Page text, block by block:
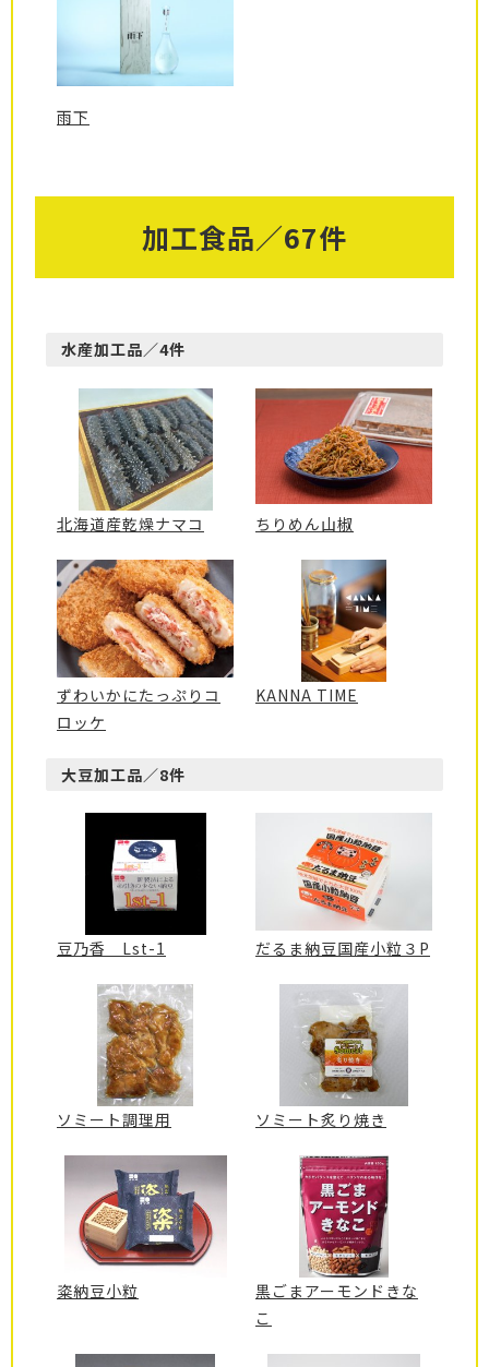
雨下
加工食品／67件
水産加工品／4件
北海道産乾燥ナマコ ちりめん山椒
ずわいかにたっぷりコ
ロッケ
KANNA TIME
大豆加工品／8件
豆乃香 Lst-1 だるま納豆国産小粒３P
ソミート調理用 ソミート炙り焼き
粢納豆小粒
黒ごまアーモンドきな
こ